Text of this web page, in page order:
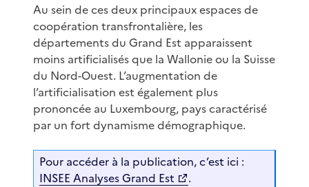
Au sein de ces deux principaux espaces de
coopération transfrontalière, les
départements du Grand Est apparaissent
moins artificialisés que la Wallonie ou la Suisse
du Nord-Ouest. L’augmentation de
l’artificialisation est également plus
prononcée au Luxembourg, pays caractérisé
par un fort dynamisme démographique.
Pour accéder à la publication, c’est ici :
INSEE Analyses Grand Est
.